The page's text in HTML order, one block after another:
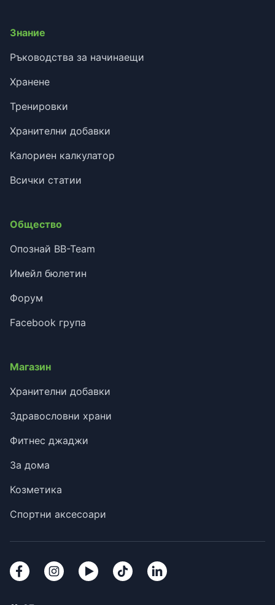
Знание
Ръководства за начинаещи
Хранене
Тренировки
Хранителни добавки
Калориен калкулатор
Всички статии
Общество
Опознай BB-Team
Имейл бюлетин
Форум
Facebook група
Магазин
Хранителни добавки
Здравословни храни
Фитнес джаджи
За дома
Козметика
Спортни аксесоари